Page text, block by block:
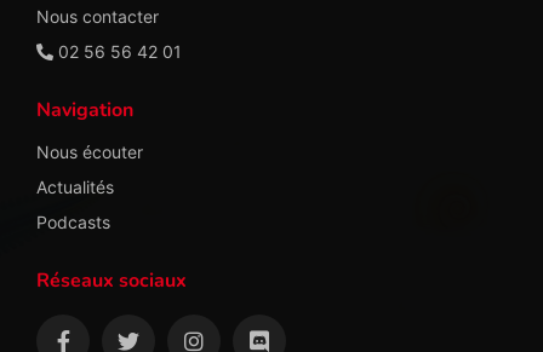
Nous contacter
02 56 56 42 01
Navigation
Nous écouter
Actualités
Podcasts
Réseaux sociaux